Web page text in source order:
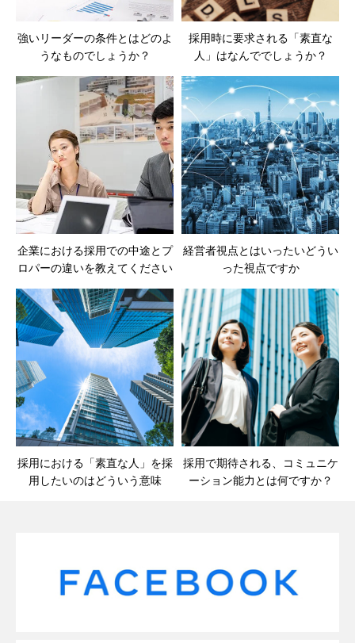
強いリーダーの条件とはどのよ
うなものでしょうか？
採用時に要求される「素直な
人」はなんででしょうか？
企業における採用での中途とプ
ロパーの違いを教えてください
経営者視点とはいったいどうい
った視点ですか
採用における「素直な人」を採
用したいのはどういう意味
採用で期待される、コミュニケ
ーション能力とは何ですか？